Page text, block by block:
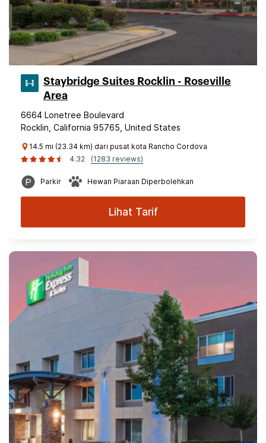
Staybridge Suites Rocklin - Roseville
Area
6664 Lonetree Boulevard
Rocklin, California 95765, United States
14.5 mi (23.34 km) dari pusat kota Rancho Cordova
4.32
(1283 reviews)
Parkir Hewan Piaraan Diperbolehkan
Lihat Tarif